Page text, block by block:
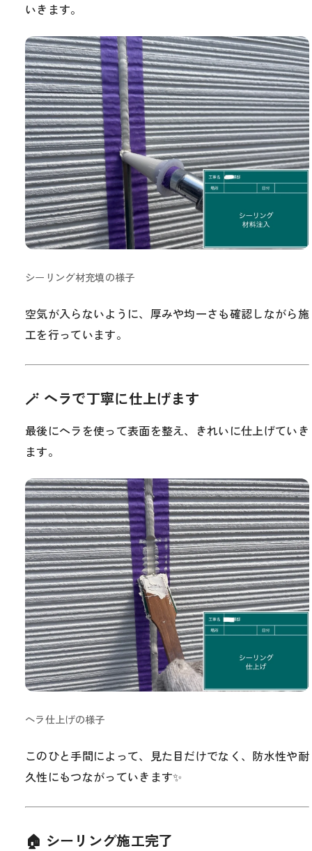
いきます。
シーリング材充填の様子
空気が入らないように、厚みや均一さも確認しながら施
工を行っています。
🪄 ヘラで丁寧に仕上げます
最後にヘラを使って表面を整え、きれいに仕上げていき
ます。
ヘラ仕上げの様子
このひと手間によって、見た目だけでなく、防水性や耐
久性にもつながっていきます✨
🏠 シーリング施工完了